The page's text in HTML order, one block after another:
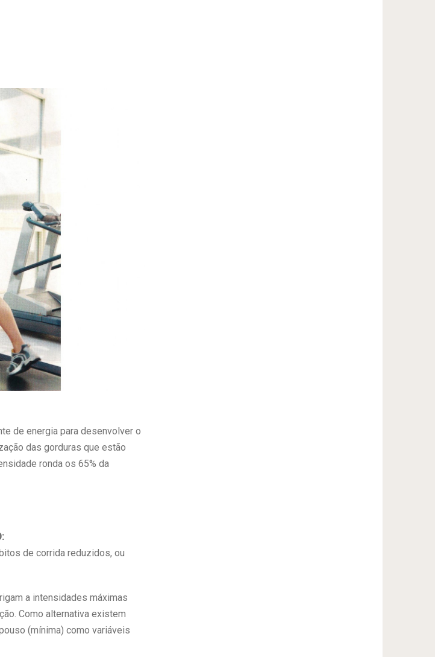
de energia para desenvolver o
das gorduras que estão
ronda os 65% da
de corrida reduzidos, ou
a intensidades máximas
Como alternativa existem
(mínima) como variáveis